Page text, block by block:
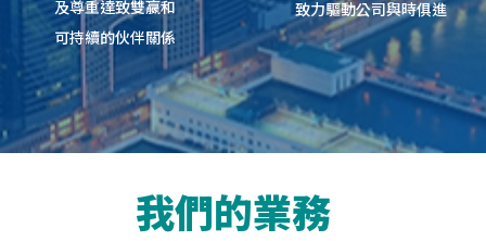
及尊重達致雙嬴和
可持續的伙伴關係
致力驅動公司與時俱進
我們的業務